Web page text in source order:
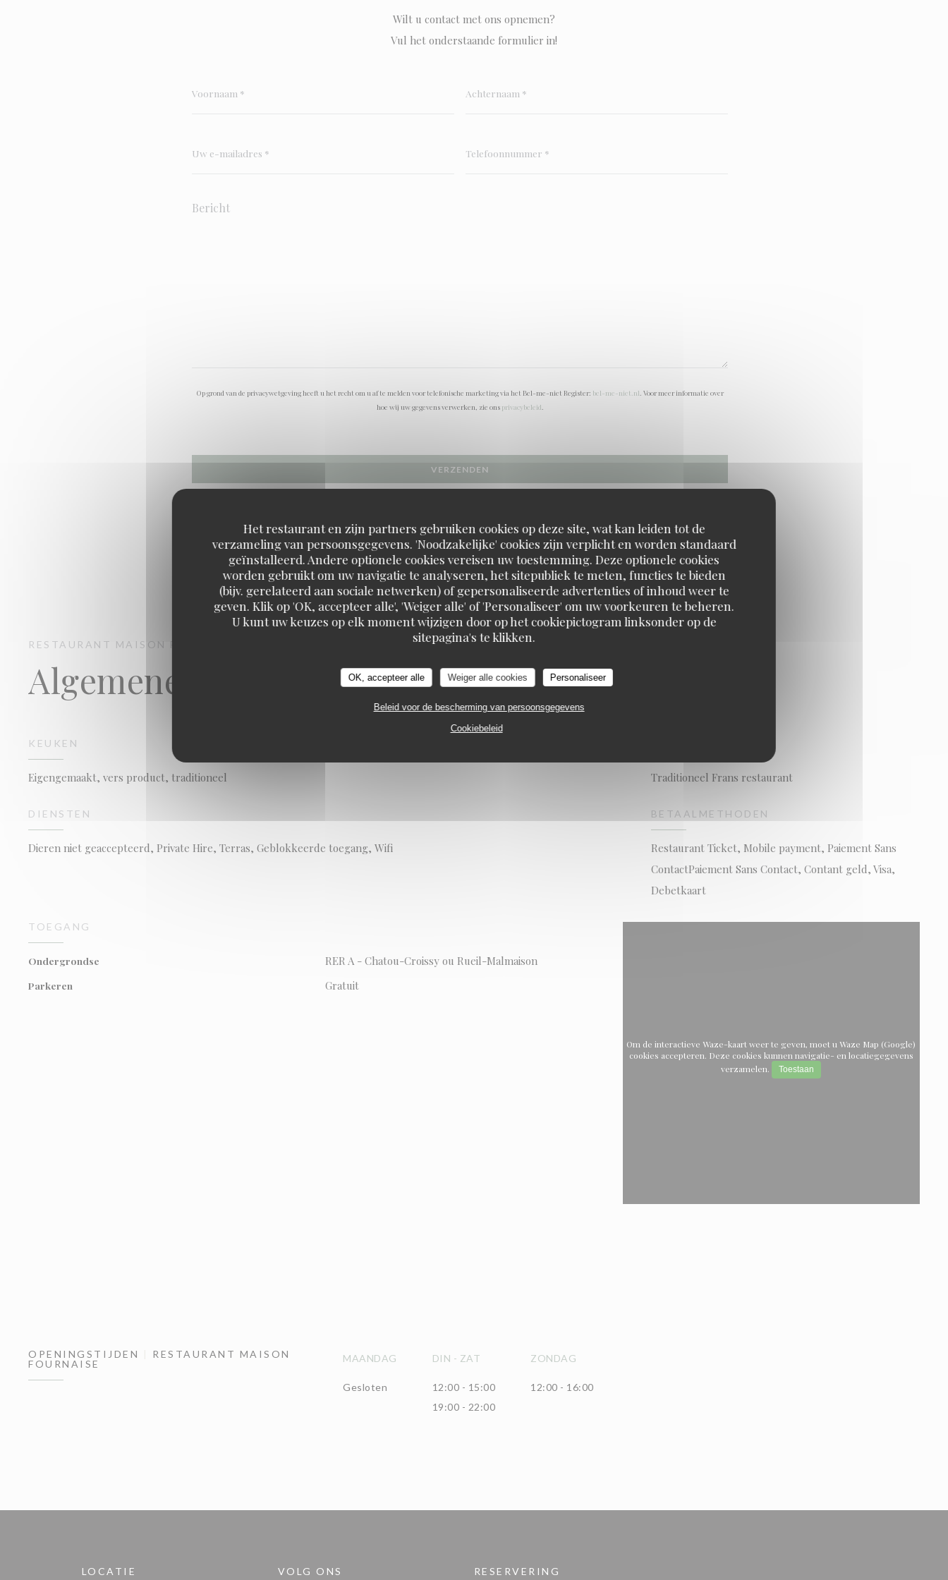
Het restaurant en zijn partners gebruiken cookies op deze site, wat kan leiden tot de
verzameling van persoonsgegevens. 'Noodzakelijke' cookies zijn verplicht en worden standaard
geïnstalleerd. Andere optionele cookies vereisen uw toestemming. Deze optionele cookies
worden gebruikt om uw navigatie te analyseren, het sitepubliek te meten, functies te bieden
(bijv. gerelateerd aan sociale netwerken) of gepersonaliseerde advertenties of inhoud weer te
geven. Klik op 'OK, accepteer alle', 'Weiger alle' of 'Personaliseer' om uw voorkeuren te beheren.
U kunt uw keuzes op elk moment wijzigen door op het cookiepictogram linksonder op de
sitepagina's te klikken.
OK, accepteer alle Weiger alle cookies Personaliseer
Beleid voor de bescherming van persoonsgegevens
Cookiebeleid
Wilt u contact met ons opnemen?
Vul het onderstaande formulier in!
Op grond van de privacywetgeving heeft u het recht om u af te melden voor telefonische marketing via het Bel-me-niet Register: bel-me-niet.nl. Voor meer informatie over
hoe wij uw gegevens verwerken, zie ons privacybeleid.
RESTAURANT MAISON FOURNAISE TRADITIONEEL FRANS RESTAURANTCHATOU
Algemene informatie
KEUKEN
Eigengemaakt, vers product, traditioneel Traditioneel Frans restaurant
DIENSTEN
Dieren niet geaccepteerd, Private Hire, Terras, Geblokkeerde toegang, Wifi
BETAALMETHODEN
Restaurant Ticket, Mobile payment, Paiement Sans
ContactPaiement Sans Contact, Contant geld, Visa,
Debetkaart
TOEGANG
Ondergrondse RER A - Chatou-Croissy ou Rueil-Malmaison
Parkeren Gratuit
Om de interactieve Waze-kaart weer te geven, moet u Waze Map (Google)
cookies accepteren. Deze cookies kunnen navigatie- en locatiegegevens
verzamelen.
Toestaan
OPENINGSTIJDEN
RESTAURANT MAISON
FOURNAISE
MAANDAG
Gesloten
DIN - ZAT
12:00 - 15:00
19:00 - 22:00
ZONDAG
12:00 - 16:00
LOCATIE VOLG ONS RESERVERING
RESTAURANT MAISON FOURNAISE